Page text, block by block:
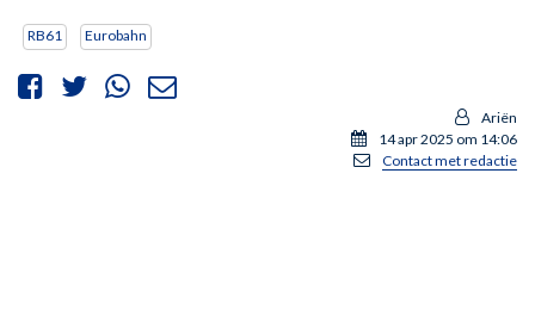
RB61 Eurobahn
Ariën
14 apr 2025 om 14:06
Contact met redactie